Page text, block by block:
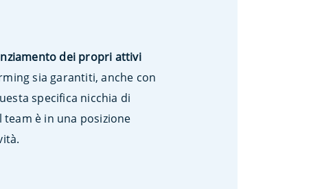
dei propri attivi
sia garantiti, anche con
specifica nicchia di
team è in una posizione